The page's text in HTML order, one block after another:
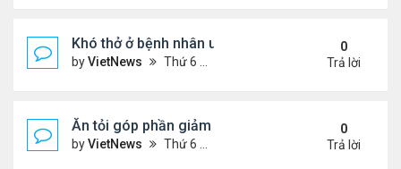
Khó thở ở bệnh nhân ung thư phổi
byVietNews Thứ 6 Tháng 8 19, 2022 5:13 pm
0
Trả lời
Ăn tỏi góp phần giảm cholesterol 'xấu'
byVietNews Thứ 6 Tháng 8 19, 2022 5:11 pm
0
Trả lời